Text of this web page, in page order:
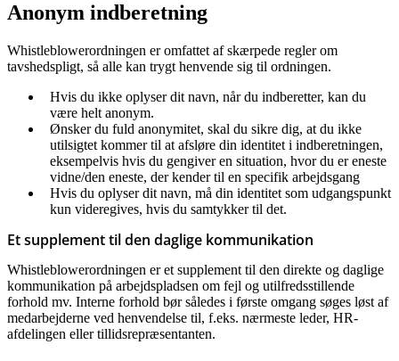
Anonym indberetning
Whistleblowerordningen er omfattet af skærpede regler om
tavshedspligt, så alle kan trygt henvende sig til ordningen.
Hvis du ikke oplyser dit navn, når du indberetter, kan du
være helt anonym.
Ønsker du fuld anonymitet, skal du sikre dig, at du ikke
utilsigtet kommer til at afsløre din identitet i indberetningen,
eksempelvis hvis du gengiver en situation, hvor du er eneste
vidne/den eneste, der kender til en specifik arbejdsgang
Hvis du oplyser dit navn, må din identitet som udgangspunkt
kun videregives, hvis du samtykker til det.
Et supplement til den daglige kommunikation
Whistleblowerordningen er et supplement til den direkte og daglige
kommunikation på arbejdspladsen om fejl og utilfredsstillende
forhold mv. Interne forhold bør således i første omgang søges løst af
medarbejderne ved henvendelse til, f.eks. nærmeste leder, HR-
afdelingen eller tillidsrepræsentanten.